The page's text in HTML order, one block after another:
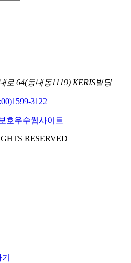
로 64(동내동1119) KERIS빌딩
1599-3122
RESERVED